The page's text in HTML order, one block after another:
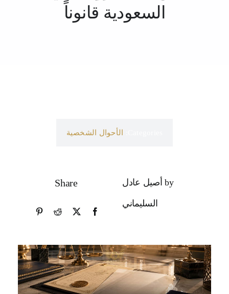
السعودية قانوناً
الأحوال الشخصية
by أصيل عادل
السليماني
Share